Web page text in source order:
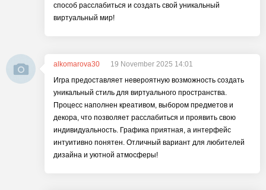
способ расслабиться и создать свой уникальный
виртуальный мир!
alkomarova30
19 November 2025 14:01
Игра предоставляет невероятную возможность создать
уникальный стиль для виртуального пространства.
Процесс наполнен креативом, выбором предметов и
декора, что позволяет расслабиться и проявить свою
индивидуальность. Графика приятная, а интерфейс
интуитивно понятен. Отличный вариант для любителей
дизайна и уютной атмосферы!